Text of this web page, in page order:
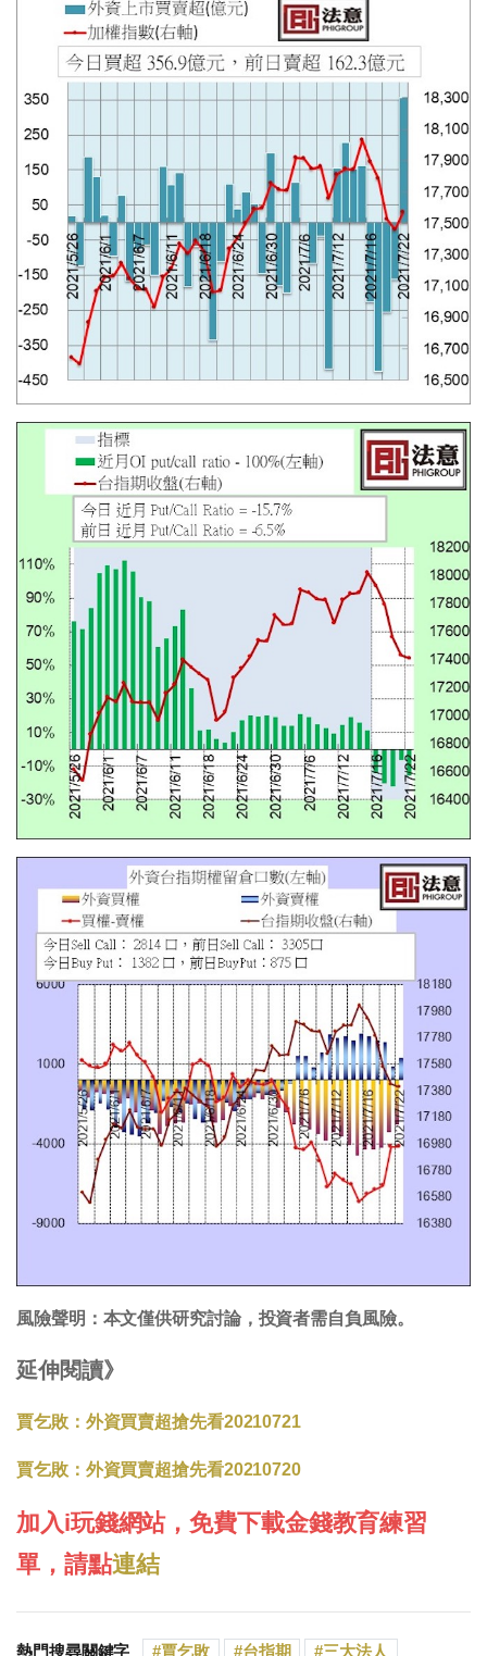
風險聲明：本文僅供研究討論，投資者需自負風險。
延伸閱讀》
賈乞敗：外資買賣超搶先看20210721
賈乞敗：外資買賣超搶先看20210720
加入i玩錢網站，免費下載金錢教育練習
單，請點連結
熱門搜尋關鍵字 賈乞敗 台指期 三大法人